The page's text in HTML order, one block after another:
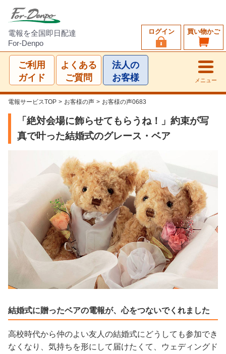
電報を全国即日配達
For-Denpo
買い物かご
ログイン
ご利用
ガイド
よくある
ご質問
法人の
お客様
メニュー
電報サービスTOP > お客様の声 > お客様の声0683
「絶対会場に飾らせてもらうね！」約束が写
真で叶った結婚式のグレース・ベア
結婚式に贈ったベアの電報が、心をつないでくれました
高校時代から仲のよい友人の結婚式にどうしても参加でき
なくなり、気持ちを形にして届けたくて、ウェディングド